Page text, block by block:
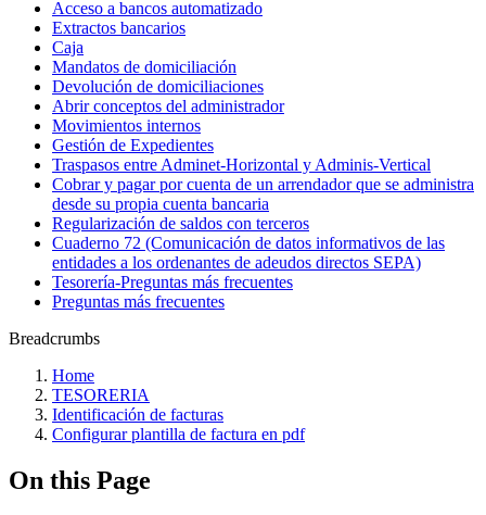
Acceso a bancos automatizado
Extractos bancarios
Caja
Mandatos de domiciliación
Devolución de domiciliaciones
Abrir conceptos del administrador
Movimientos internos
Gestión de Expedientes
Traspasos entre Adminet-Horizontal y Adminis-Vertical
Cobrar y pagar por cuenta de un arrendador que se administra
desde su propia cuenta bancaria
Regularización de saldos con terceros
Cuaderno 72 (Comunicación de datos informativos de las
entidades a los ordenantes de adeudos directos SEPA)
Tesorería‎-‎Preguntas más frecuentes‎
Preguntas más frecuentes
Breadcrumbs
Home
TESORERIA
Identificación de facturas
Configurar plantilla de factura en pdf
On this Page